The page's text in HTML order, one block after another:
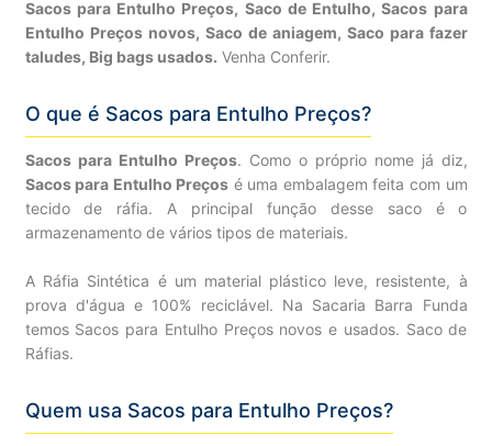
Sacos para Entulho Preços, Saco de Entulho, Sacos para
Entulho Preços novos, Saco de aniagem, Saco para fazer
taludes, Big bags usados. Venha Conferir.
O que é Sacos para Entulho Preços?
Sacos para Entulho Preços. Como o próprio nome já diz,
Sacos para Entulho Preços é uma embalagem feita com um
tecido de ráfia. A principal função desse saco é o
armazenamento de vários tipos de materiais.
A Ráfia Sintética é um material plástico leve, resistente, à
prova d'água e 100% reciclável. Na Sacaria Barra Funda
temos Sacos para Entulho Preços novos e usados. Saco de
Ráfias.
Quem usa Sacos para Entulho Preços?